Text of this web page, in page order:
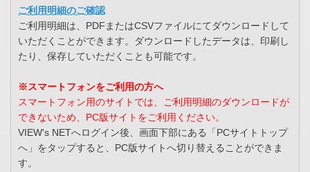
ご利用明細のご確認
ご利用明細は、PDFまたはCSVファイルにてダウンロードして
いただくことができます。ダウンロードしたデータは、印刷し
たり、保存していただくことも可能です。
※スマートフォンをご利用の方へ
スマートフォン用のサイトでは、ご利用明細のダウンロードが
できないため、PC版サイトをご利用ください。
VIEW's NETへログイン後、画面下部にある「PCサイトトップ
へ」をタップすると、PC版サイトへ切り替えることができま
す。